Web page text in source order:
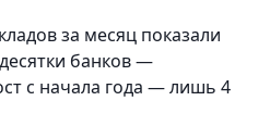
за месяц показали
банков —
с начала года — лишь 4